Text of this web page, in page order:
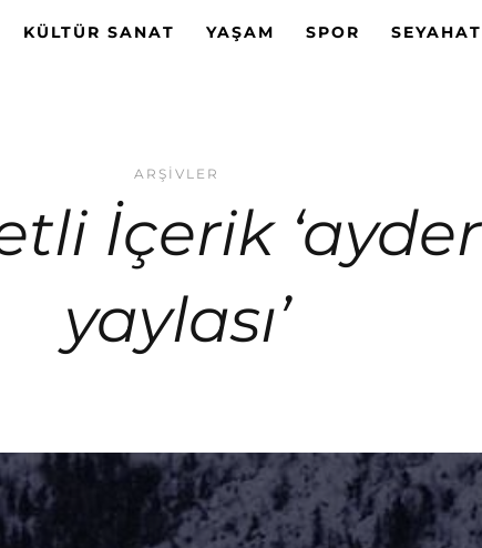
KÜLTÜR SANAT YAŞAM SPOR SEYAHAT
ARŞIVLER
İçerik ‘ayder
yaylası’